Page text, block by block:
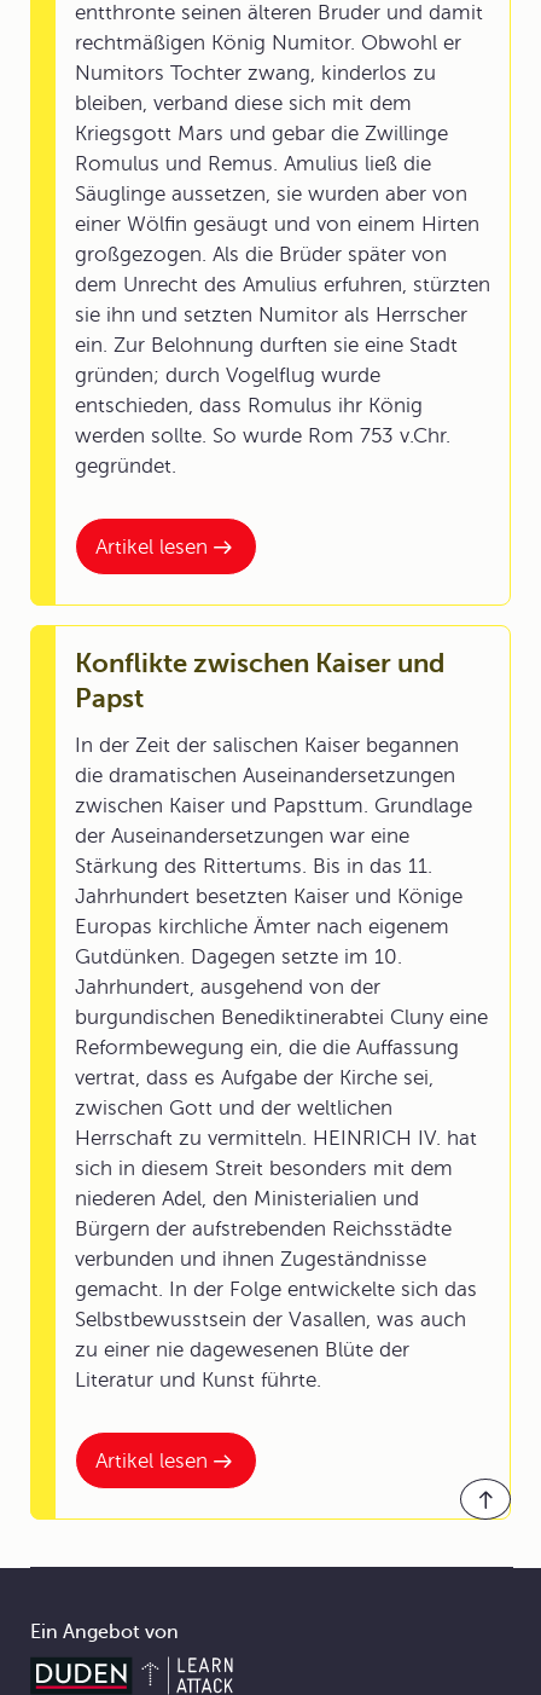
Artikel lesen
entthronte seinen älteren Bruder und damit
rechtmäßigen König Numitor. Obwohl er
Numitors Tochter zwang, kinderlos zu
bleiben, verband diese sich mit dem
Kriegsgott Mars und gebar die Zwillinge
Romulus und Remus. Amulius ließ die
Säuglinge aussetzen, sie wurden aber von
einer Wölfin gesäugt und von einem Hirten
großgezogen. Als die Brüder später von
dem Unrecht des Amulius erfuhren, stürzten
sie ihn und setzten Numitor als Herrscher
ein. Zur Belohnung durften sie eine Stadt
gründen; durch Vogelflug wurde
entschieden, dass Romulus ihr König
werden sollte. So wurde Rom 753 v.Chr.
gegründet.
Artikel lesen
Konflikte zwischen Kaiser und
Papst
In der Zeit der salischen Kaiser begannen
die dramatischen Auseinandersetzungen
zwischen Kaiser und Papsttum. Grundlage
der Auseinandersetzungen war eine
Stärkung des Rittertums. Bis in das 11.
Jahrhundert besetzten Kaiser und Könige
Europas kirchliche Ämter nach eigenem
Gutdünken. Dagegen setzte im 10.
Jahrhundert, ausgehend von der
burgundischen Benediktinerabtei Cluny eine
Reformbewegung ein, die die Auffassung
vertrat, dass es Aufgabe der Kirche sei,
zwischen Gott und der weltlichen
Herrschaft zu vermitteln. HEINRICH IV. hat
sich in diesem Streit besonders mit dem
niederen Adel, den Ministerialien und
Bürgern der aufstrebenden Reichsstädte
verbunden und ihnen Zugeständnisse
gemacht. In der Folge entwickelte sich das
Selbstbewusstsein der Vasallen, was auch
zu einer nie dagewesenen Blüte der
Literatur und Kunst führte.
Ein Angebot von